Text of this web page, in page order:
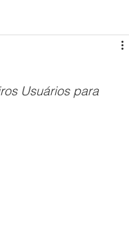
Usuários para